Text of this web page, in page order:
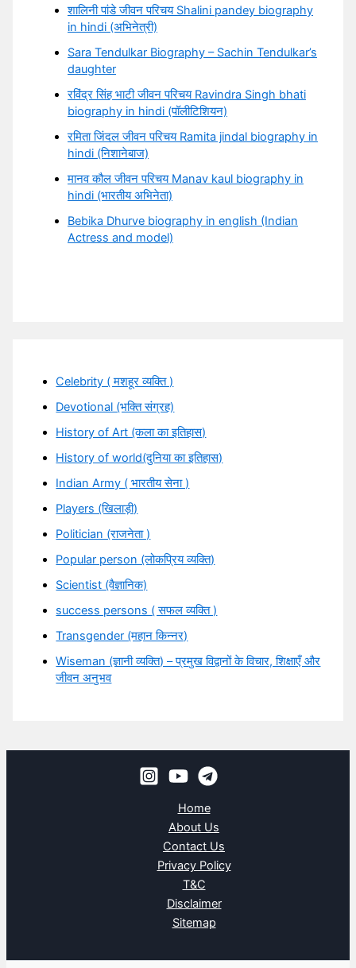
शालिनी पांडे जीवन परिचय Shalini pandey biography
in hindi (अभिनेत्री)
Sara Tendulkar Biography – Sachin Tendulkar’s
daughter
रविंद्र सिंह भाटी जीवन परिचय Ravindra Singh bhati
biography in hindi (पॉलीटिशियन)
रमिता जिंदल जीवन परिचय Ramita jindal biography in
hindi (निशानेबाज)
मानव कौल जीवन परिचय Manav kaul biography in
hindi (भारतीय अभिनेता)
Bebika Dhurve biography in english (Indian
Actress and model)
Celebrity ( मशहूर व्यक्ति )
Devotional (भक्ति संग्रह)
History of Art (कला का इतिहास)
History of world(दुनिया का इतिहास)
Indian Army ( भारतीय सेना )
Players (खिलाड़ी)
Politician (राजनेता )
Popular person (लोकप्रिय व्यक्ति)
Scientist (वैज्ञानिक)
success persons ( सफल व्यक्ति )
Transgender (महान किन्नर)
Wiseman (ज्ञानी व्यक्ति) – प्रमुख विद्वानों के विचार, शिक्षाएँ और
जीवन अनुभव
Home
About Us
Contact Us
Privacy Policy
T&C
Disclaimer
Sitemap